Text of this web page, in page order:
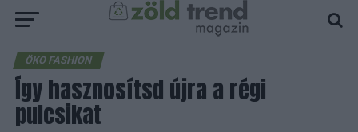
ÖKO FASHION
Így hasznosítsd újra a régi
pulcsikat